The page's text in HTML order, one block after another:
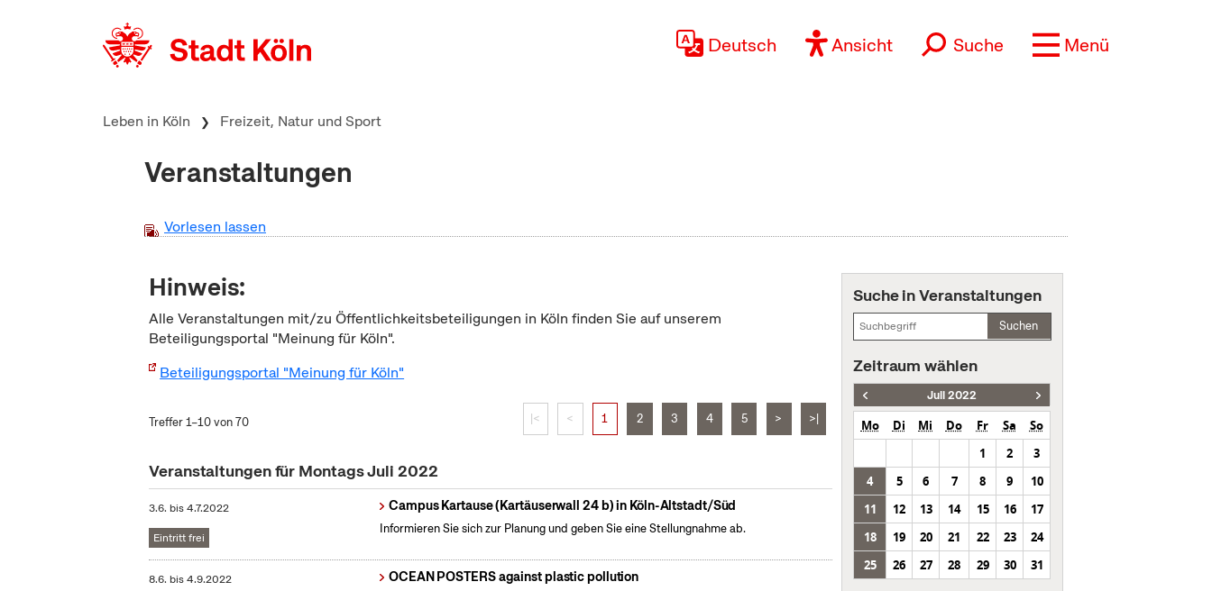
Deutsch Ansicht Suche Menü
Leben in Köln Freizeit, Natur und Sport
Veranstaltungen
Vorlesen lassen
Hinweis:
Alle Veranstaltungen mit/zu Öffentlichkeitsbeteiligungen in Köln finden Sie auf unserem
Beteiligungsportal "Meinung für Köln".
Beteiligungsportal "Meinung für Köln"
Treffer 1–10 von 70 |< < 1 2 3 4 5 > >|
Veranstaltungen für Montags Juli 2022
3.6. bis4.7.2022
Eintritt frei
Campus Kartause (Kartäuserwall 24 b) in Köln-Altstadt/Süd
Informieren Sie sich zur Planung und geben Sie eine Stellungnahme ab.
8.6. bis4.9.2022
OCEAN POSTERS against plastic pollution
Suche in Veranstaltungen
Suchen
Zeitraum wählen
Juli 2022
Mo Di Mi Do Fr Sa
So
1
2
3
4
5 6 7 8 9
10
11
12 13 14 15 16
17
18
19 20 21 22 23
24
25
26 27 28 29 30 31